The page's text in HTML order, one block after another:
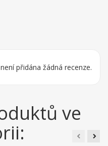
přidána žádná recenze.
ve